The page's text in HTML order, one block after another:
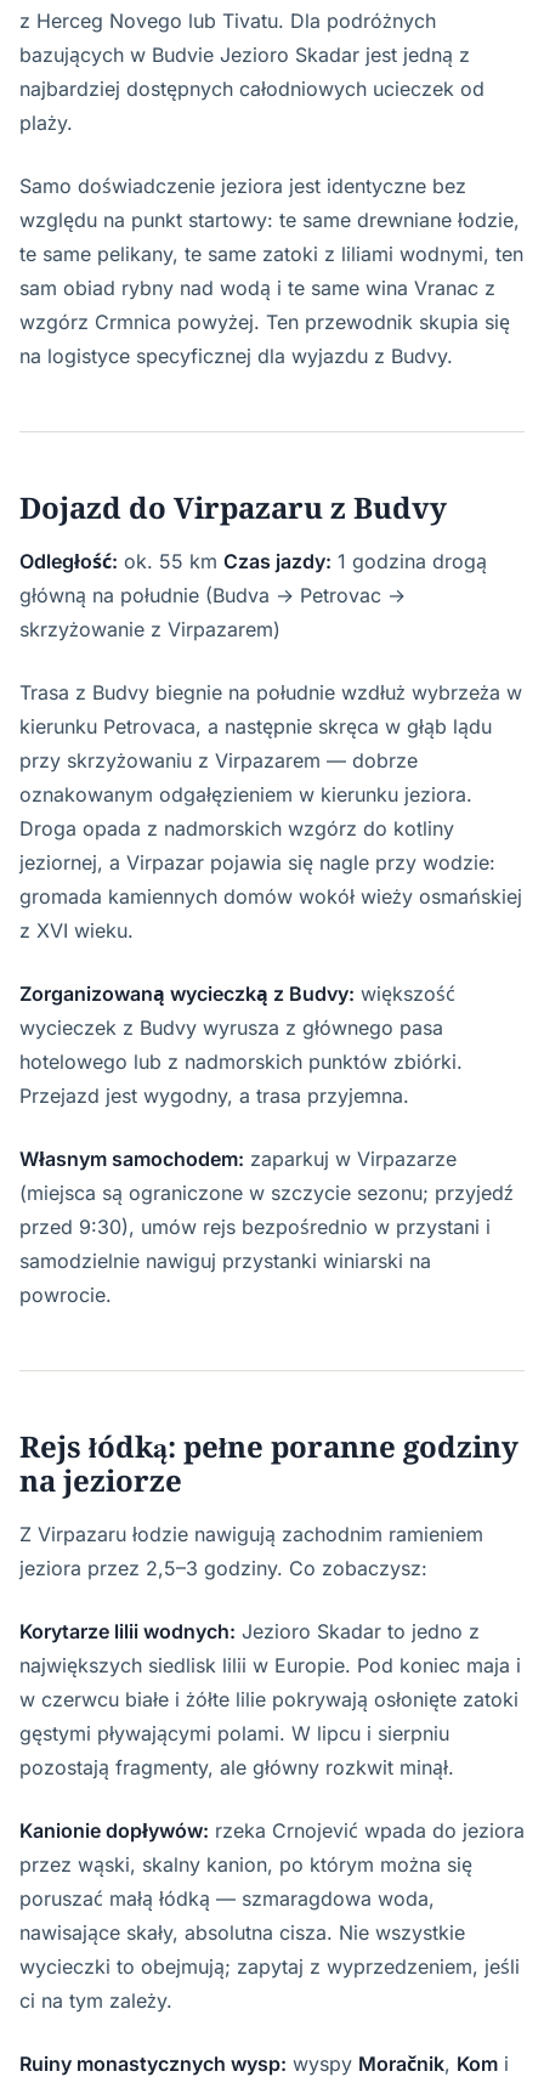
z Herceg Novego lub Tivatu. Dla podróżnych
bazujących w Budvie Jezioro Skadar jest jedną z
najbardziej dostępnych całodniowych ucieczek od
plaży.
Samo doświadczenie jeziora jest identyczne bez
względu na punkt startowy: te same drewniane łodzie,
te same pelikany, te same zatoki z liliami wodnymi, ten
sam obiad rybny nad wodą i te same wina Vranac z
wzgórz Crmnica powyżej. Ten przewodnik skupia się
na logistyce specyficznej dla wyjazdu z Budvy.
Dojazd do Virpazaru z Budvy
Odległość: ok. 55 km Czas jazdy: 1 godzina drogą
główną na południe (Budva → Petrovac →
skrzyżowanie z Virpazarem)
Trasa z Budvy biegnie na południe wzdłuż wybrzeża w
kierunku Petrovaca, a następnie skręca w głąb lądu
przy skrzyżowaniu z Virpazarem — dobrze
oznakowanym odgałęzieniem w kierunku jeziora.
Droga opada z nadmorskich wzgórz do kotliny
jeziornej, a Virpazar pojawia się nagle przy wodzie:
gromada kamiennych domów wokół wieży osmańskiej
z XVI wieku.
Zorganizowaną wycieczką z Budvy: większość
wycieczek z Budvy wyrusza z głównego pasa
hotelowego lub z nadmorskich punktów zbiórki.
Przejazd jest wygodny, a trasa przyjemna.
Własnym samochodem: zaparkuj w Virpazarze
(miejsca są ograniczone w szczycie sezonu; przyjedź
przed 9:30), umów rejs bezpośrednio w przystani i
samodzielnie nawiguj przystanki winiarski na
powrocie.
Rejs łódką: pełne poranne godziny
na jeziorze
Z Virpazaru łodzie nawigują zachodnim ramieniem
jeziora przez 2,5–3 godziny. Co zobaczysz:
Korytarze lilii wodnych: Jezioro Skadar to jedno z
największych siedlisk lilii w Europie. Pod koniec maja i
w czerwcu białe i żółte lilie pokrywają osłonięte zatoki
gęstymi pływającymi polami. W lipcu i sierpniu
pozostają fragmenty, ale główny rozkwit minął.
Kanionie dopływów: rzeka Crnojević wpada do jeziora
przez wąski, skalny kanion, po którym można się
poruszać małą łódką — szmaragdowa woda,
nawisające skały, absolutna cisza. Nie wszystkie
wycieczki to obejmują; zapytaj z wyprzedzeniem, jeśli
ci na tym zależy.
Ruiny monastycznych wysp: wyspy Moračnik, Kom i